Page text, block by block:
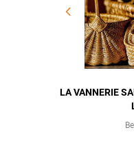
LA VANNERIE